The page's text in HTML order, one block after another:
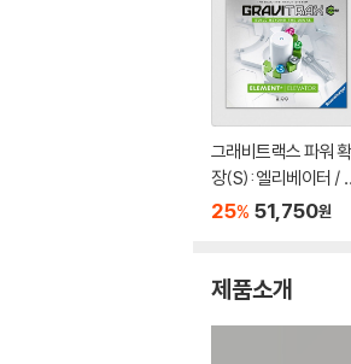
그래비트랙스 파워 확
장(S): 엘리베이터 /
블런[8세이상,1인이
25% 51,750원
제품소개